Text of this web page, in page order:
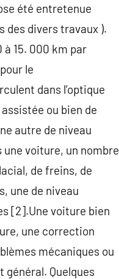
été entretenue
des divers travaux ).
à 15. 000 km par
le
dans l’optique
ou bien de
autre de niveau
voiture, un nombre
de freins, de
une de niveau
[2].Une voiture bien
une correction
mécaniques ou
général. Quelques